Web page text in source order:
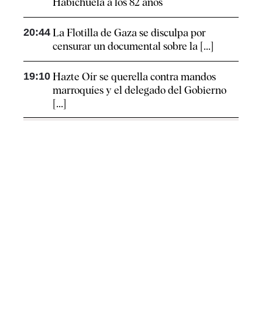
20:44 La Flotilla de Gaza se disculpa por
censurar un documental sobre la [...]
19:10 Hazte Oír se querella contra mandos
marroquíes y el delegado del Gobierno
[...]